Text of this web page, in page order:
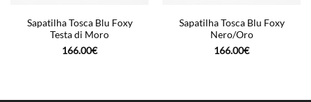
Sapatilha Tosca Blu Foxy
Testa di Moro
166.00€
Sapatilha Tosca Blu Foxy
Nero/Oro
166.00€